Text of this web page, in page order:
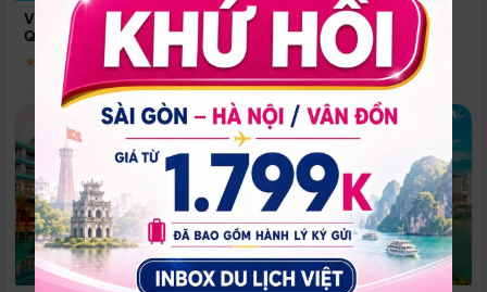
Vinpearl Resort & Spa Phu
Quoc
★ 5.0
Quoc
Phú Quốc
★ 5.0